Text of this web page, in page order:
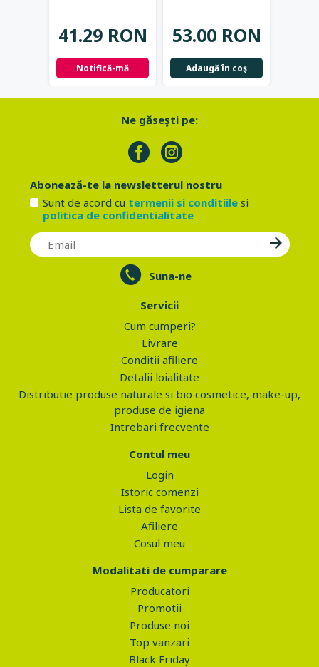
41.29 RON
Notifică-mă
53.00 RON
Adaugă în coş
Ne găseşti pe:
Abonează-te la newsletterul nostru
Sunt de acord cu termenii si conditiilesi
politica de confidentialitate
Suna-ne
Servicii
Cum cumperi?
Livrare
Conditii afiliere
Detalii loialitate
Distributie produse naturale si bio cosmetice, make-up,
produse de igiena
Intrebari frecvente
Contul meu
Login
Istoric comenzi
Lista de favorite
Afiliere
Cosul meu
Modalitati de cumparare
Producatori
Promotii
Produse noi
Top vanzari
Black Friday